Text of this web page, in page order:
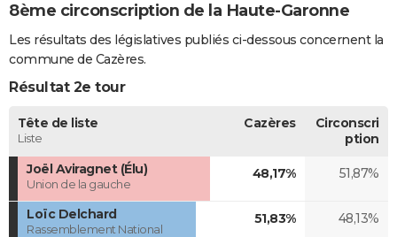
8ème circonscription de la Haute-Garonne
Les résultats des législatives publiés ci-dessous concernent la
commune de Cazères.
Résultat 2e tour
Tête de liste
Liste
Cazères
Circonscri
ption
Joël Aviragnet (Élu)
Union de la gauche
48,17% 51,87%
Loïc Delchard
Rassemblement National
51,83% 48,13%